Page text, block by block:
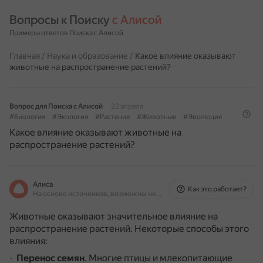
Вопросы к Поиску с Алисой
Примеры ответов Поиска с Алисой
Главная / Наука и образование / Какое влияние оказывают
животные на распространение растений?
Вопрос для Поиска с Алисой
22 апреля
#Биология
#Экология #Растения #Животные #Эволюция
Какое влияние оказывают животные на
распространение растений?
Алиса
На основе источников, возможны неточности
Как это работает?
Животные оказывают значительное влияние на
распространение растений. Некоторые способы этого
влияния:
Перенос семян. Многие птицы и млекопитающие